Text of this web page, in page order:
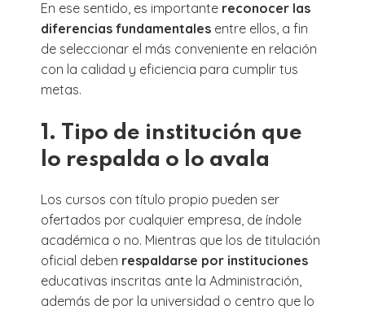
En ese sentido, es importante reconocer las
diferencias fundamentales entre ellos, a fin
de seleccionar el más conveniente en relación
con la calidad y eficiencia para cumplir tus
metas.
1. Tipo de institución que
lo respalda o lo avala
Los cursos con título propio pueden ser
ofertados por cualquier empresa, de índole
académica o no. Mientras que los de titulación
oficial deben respaldarse por instituciones
educativas inscritas ante la Administración,
además de por la universidad o centro que lo